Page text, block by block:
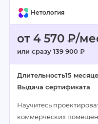
Нетология
от 4 570 ₽/
или сразу 139 900 ₽
Длительность15
Выдача сертификата
Научитесь
коммерческих